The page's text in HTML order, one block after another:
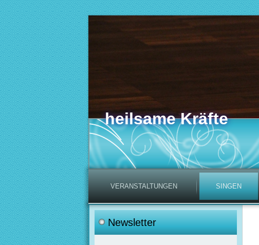
heilsame Kräfte
VERANSTALTUNGEN SINGEN
Newsletter